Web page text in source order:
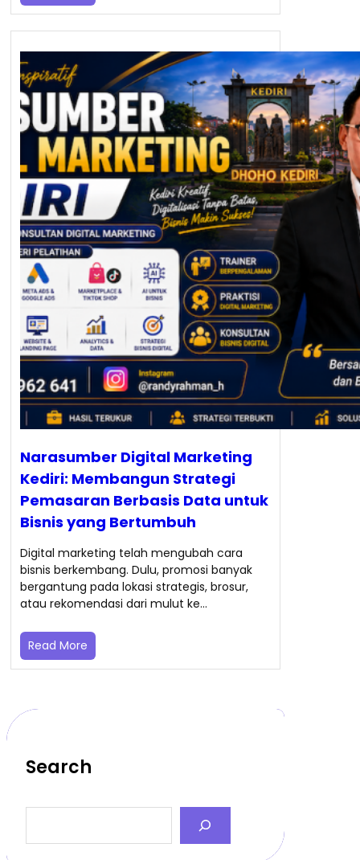
Narasumber Digital Marketing
Kediri: Membangun Strategi
Pemasaran Berbasis Data untuk
Bisnis yang Bertumbuh
Digital marketing telah mengubah cara
bisnis berkembang. Dulu, promosi banyak
bergantung pada lokasi strategis, brosur,
atau rekomendasi dari mulut ke…
Read More
Search
a